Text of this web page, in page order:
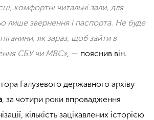
комфортні читальні зали, для
лише звернення і паспорта. Не буде
як зараз, щоб зайти в
СБУ чи МВС», — пояснив він.
Галузевого державного архіву
, за чотири роки впровадження
кількість зацікавлених історією